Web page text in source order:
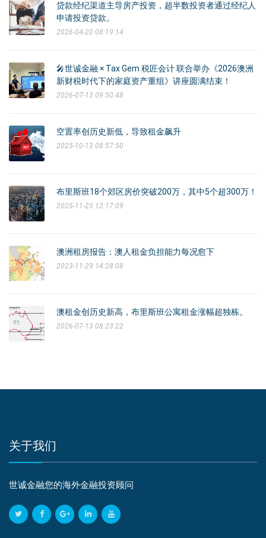
贷款经纪渠道主导房产投资，超半数投资者通过经纪人
申请投资贷款。
2026-04-20 08:19:14
🎤世诚金融 × Tax Gem 税匠会计 联合举办《2026澳洲
新财税时代下的家庭资产重组》讲座圆满结束！
2026-07-13 09:50:48
空置率创历史新低，导致租金飙升
2025-10-13 08:57:50
布里斯班18个郊区房价突破200万，其中5个超300万！
2025-11-25 12:17:09
澳洲租房报告：澳人租金负担能力每况愈下
2023-11-29 14:28:08
澳租金创历史新高，布里斯班公寓租金涨幅超独栋。
2026-07-13 08:23:22
关于我们
世诚金融您的海外金融投资顾问